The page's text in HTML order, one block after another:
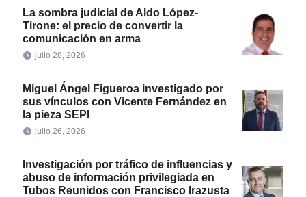
La sombra judicial de Aldo López-
Tirone: el precio de convertir la
comunicación en arma
julio 28, 2026
Miguel Ángel Figueroa investigado por
sus vínculos con Vicente Fernández en
la pieza SEPI
julio 26, 2026
Investigación por tráfico de influencias y
abuso de información privilegiada en
Tubos Reunidos con Francisco Irazusta